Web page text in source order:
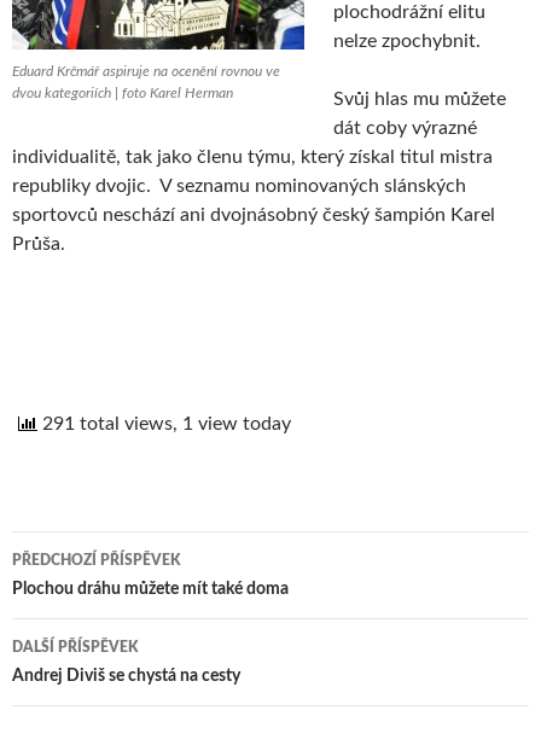
Eduard Krčmář aspiruje na ocenění rovnou ve
dvou kategoriích | foto Karel Herman
plochodrážní elitu
nelze zpochybnit.
Svůj hlas mu můžete
dát coby výrazné
individualitě, tak jako členu týmu, který získal titul mistra
republiky dvojic. V seznamu nominovaných slánských
sportovců neschází ani dvojnásobný český šampión Karel
Průša.
291 total views, 1 view today
Navigace
pro
příspěvek
PŘEDCHOZÍ PŘÍSPĚVEK
Plochou dráhu můžete mít také doma
DALŠÍ PŘÍSPĚVEK
Andrej Diviš se chystá na cesty